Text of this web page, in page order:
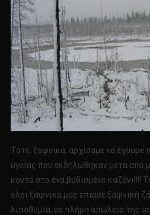
Τότε, ξαφνικά, αρχίσαμε να έχουμε
υγείας που εκδηλώθηκαν μετά από
κοντά στο ένα βυθισμένο καζάνι!!!!
όλοι ξαφνικά μας έπιασε ξαφνική
λιποθυμία, σε πλήρη απώλεια της